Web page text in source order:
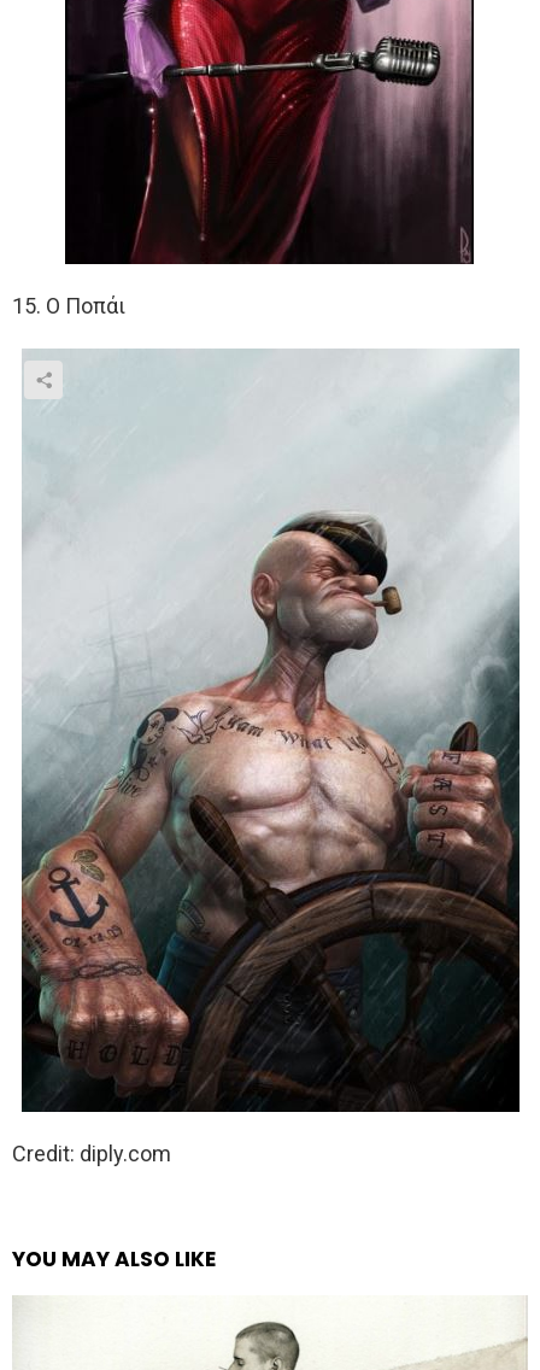
15. Ο Ποπάι
Credit: diply.com
YOU MAY ALSO LIKE